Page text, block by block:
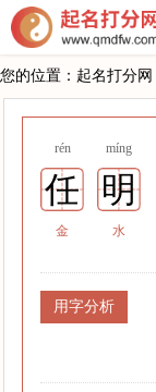
您的位置： 起名打分网
rén míng
任 明
金 水
用字分析